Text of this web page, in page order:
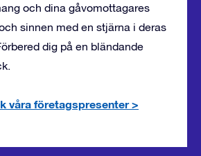
och dina gåvomottagares
sinnen med en stjärna i deras
dig på en bländande
våra företagspresenter>